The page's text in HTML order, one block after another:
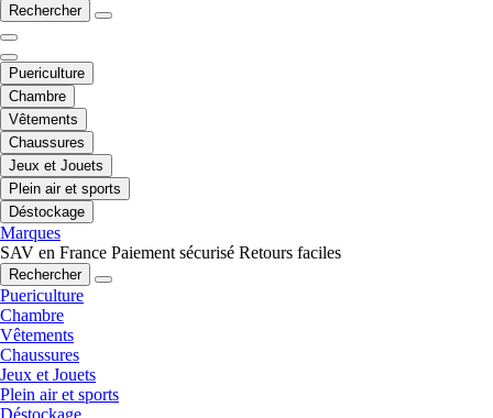
Rechercher
Puericulture
Chambre
Vêtements
Chaussures
Jeux et Jouets
Plein air et sports
Déstockage
Marques
SAV en France Paiement sécurisé Retours faciles
Rechercher
Puericulture
Chambre
Vêtements
Chaussures
Jeux et Jouets
Plein air et sports
Déstockage